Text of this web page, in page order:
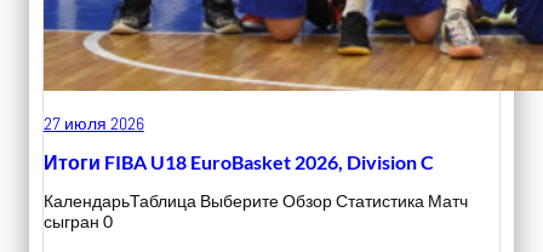
27 июля 2026
Итоги FIBA U18 EuroBasket 2026, Division C
КалендарьТаблица Выберите Обзор Статистика Матч
сыгран 0